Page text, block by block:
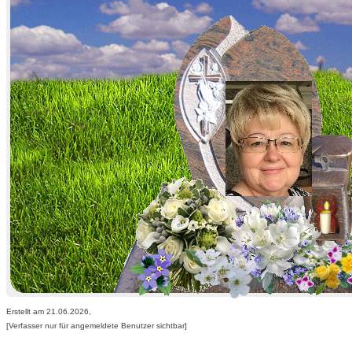
Erstellt am 21.06.2026,
[Verfasser nur für angemeldete Benutzer sichtbar]